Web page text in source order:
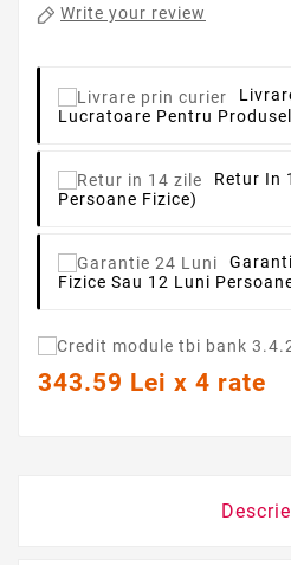
Write your review
Lucratoare Pentru
Retur In
Persoane Fizice)
Fizice Sau 12 Luni
343.59 Lei x 4 rate